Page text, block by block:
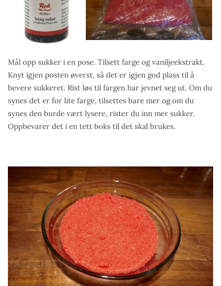
Mål opp sukker i en pose. Tilsett farge og vaniljeekstrakt.
Knyt igjen posten øverst, så det er igjen god plass til å
bevere sukkeret. Rist løs til fargen har jevnet seg ut. Om du
synes det er for lite farge, tilsettes bare mer og om du
synes den burde vært lysere, rister du inn mer sukker.
Oppbevarer det i en tett boks til det skal brukes.